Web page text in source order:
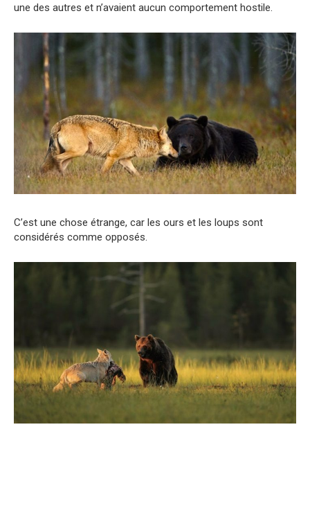
une des autres et n’avaient aucun comportement hostile.
C’est une chose étrange, car les ours et les loups sont
considérés comme opposés.